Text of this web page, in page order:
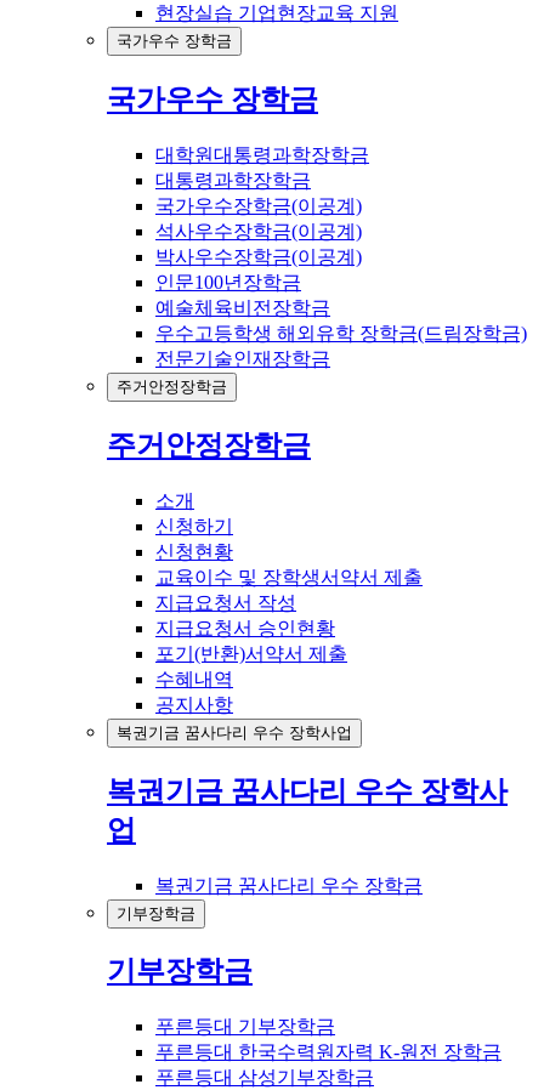
현장실습 기업현장교육 지원
국가우수 장학금
국가우수 장학금
대학원대통령과학장학금
대통령과학장학금
국가우수장학금(이공계)
석사우수장학금(이공계)
박사우수장학금(이공계)
인문100년장학금
예술체육비전장학금
우수고등학생 해외유학 장학금(드림장학금)
전문기술인재장학금
주거안정장학금
주거안정장학금
소개
신청하기
신청현황
교육이수 및 장학생서약서 제출
지급요청서 작성
지급요청서 승인현황
포기(반환)서약서 제출
수혜내역
공지사항
복권기금 꿈사다리 우수 장학사업
복권기금 꿈사다리 우수 장학사
업
복권기금 꿈사다리 우수 장학금
기부장학금
기부장학금
푸른등대 기부장학금
푸른등대 한국수력원자력 K-원전 장학금
푸른등대 삼성기부장학금